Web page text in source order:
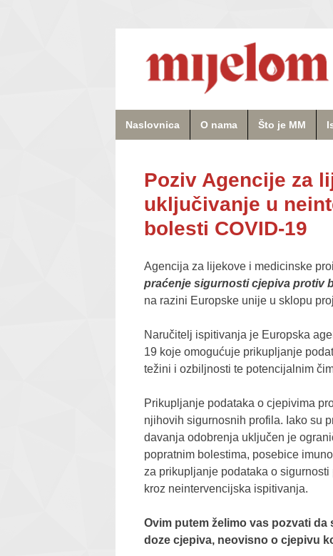
Naslovnica O nama Što je MM
Poziv Agencije za
uključivanje u
bolesti COVID-19
Agencija za lijekove i medicinske
praćenje sigurnosti cjepiva protiv
na razini Europske unije u sklopu
Naručitelj ispitivanja je Europska
19 koje omogućuje prikupljanje
težini i ozbiljnosti te potencijalnim
Prikupljanje podataka o cjepivima
njihovih sigurnosnih profila. Iako su
davanja odobrenja uključen je
popratnim bolestima, posebice
za prikupljanje podataka o
kroz neintervencijska ispitivanja.
Ovim putem želimo vas pozvati
doze cjepiva, neovisno o cjepivu